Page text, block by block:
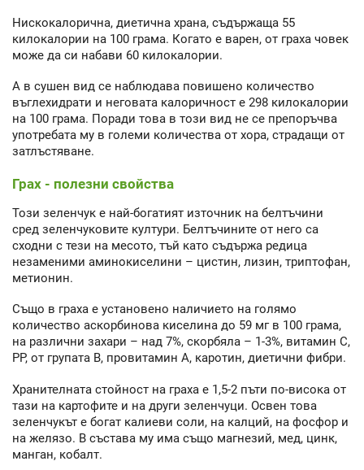
Нискокалорична, диетична храна, съдържаща 55
килокалории на 100 грама. Когато е варен, от граха човек
може да си набави 60 килокалории.
А в сушен вид се наблюдава повишено количество
въглехидрати и неговата калоричност е 298 килокалории
на 100 грама. Поради това в този вид не се препоръчва
употребата му в големи количества от хора, страдащи от
затлъстяване.
Грах - полезни свойства
Този зеленчук е най-богатият източник на белтъчини
сред зеленчуковите култури. Белтъчините от него са
сходни с тези на месото, тъй като съдържа редица
незаменими аминокиселини – цистин, лизин, триптофан,
метионин.
Също в граха е установено наличието на голямо
количество аскорбинова киселина до 59 мг в 100 грама,
на различни захари – над 7%, скорбяла – 1-3%, витамин С,
РР, от групата В, провитамин А, каротин, диетични фибри.
Хранителната стойност на граха е 1,5-2 пъти по-висока от
тази на картофите и на други зеленчуци. Освен това
зеленчукът е богат калиеви соли, на калций, на фосфор и
на желязо. В състава му има също магнезий, мед, цинк,
манган, кобалт.